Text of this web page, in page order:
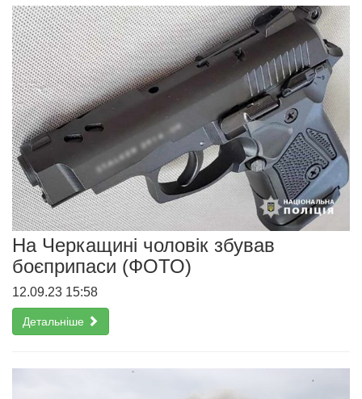
На Черкащині чоловік збував
боєприпаси (ФОТО)
12.09.23 15:58
Детальніше